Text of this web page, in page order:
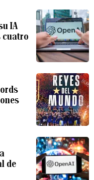
IA
cuatro
de